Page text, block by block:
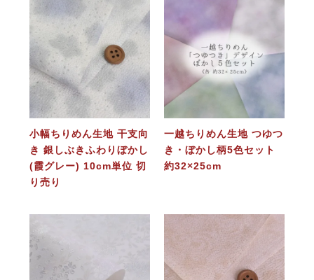
小幅ちりめん生地 干支向
き 銀しぶきふわりぼかし
(霞グレー) 10cm単位 切
り売り
一越ちりめん生地 つゆつ
き・ぼかし柄5色セット
約32×25cm